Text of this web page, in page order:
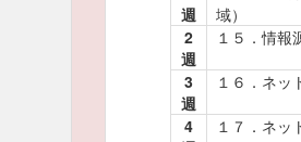
週
域）
2
週
１５．情報
3
週
１６．ネ
4
１７．ネ